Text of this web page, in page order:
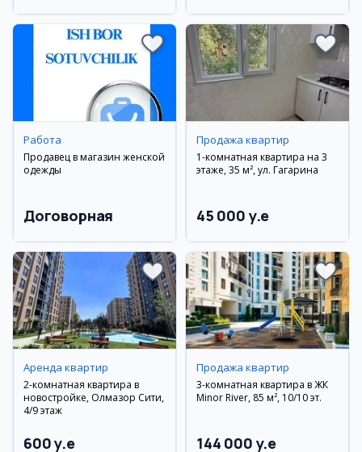
Работа
Продавец в магазин женской
одежды
Договорная
Продажа квартир
1-комнатная квартира на 3
этаже, 35 м², ул. Гагарина
45 000 y.e
Аренда квартир
2-комнатная квартира в
новостройке, Олмазор Сити,
4/9 этаж
600 y.e
Продажа квартир
3-комнатная квартира в ЖК
Minor River, 85 м², 10/10 эт.
144 000 y.e